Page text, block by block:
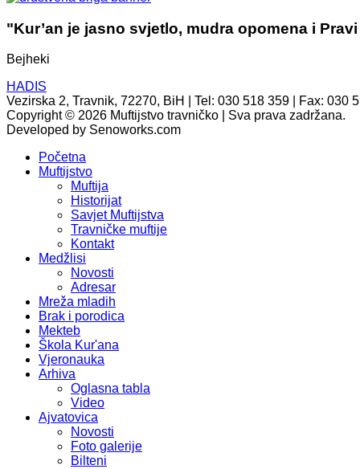
"Kur’an je jasno svjetlo, mudra opomena i
Bejheki
HADIS
Vezirska 2, Travnik, 72270, BiH | Tel: 030 518 359 | Fax: 030
Copyright © 2026 Muftijstvo travničko | Sva prava zadržana.
Developed by Senoworks.com
Početna
Muftijstvo
Muftija
Historijat
Savjet Muftijstva
Travničke muftije
Kontakt
Medžlisi
Novosti
Adresar
Mreža mladih
Brak i porodica
Mekteb
Škola Kur'ana
Vjeronauka
Arhiva
Oglasna tabla
Video
Ajvatovica
Novosti
Foto galerije
Bilteni